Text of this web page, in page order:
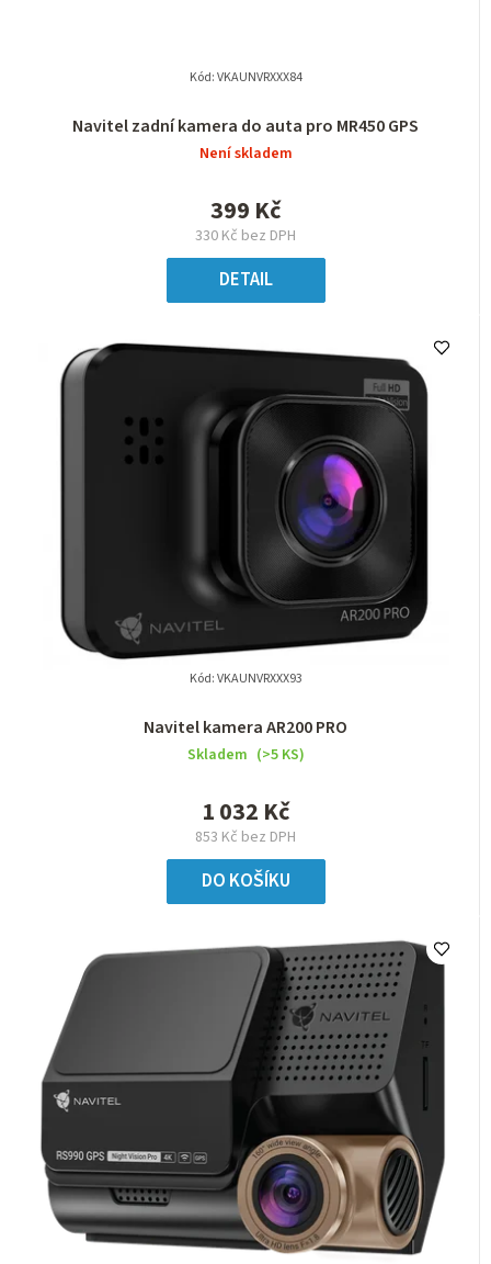
Navitel zadní kamera do auta pro MR450 GPS
Není skladem
330 Kč bez DPH
399 Kč
DETAIL
Kód:VKAUNVRXXX84
Navitel kamera AR200 PRO
Skladem (>5 KS)
853 Kč bez DPH
1 032 Kč
DO KOŠÍKU
Kód:VKAUNVRXXX93